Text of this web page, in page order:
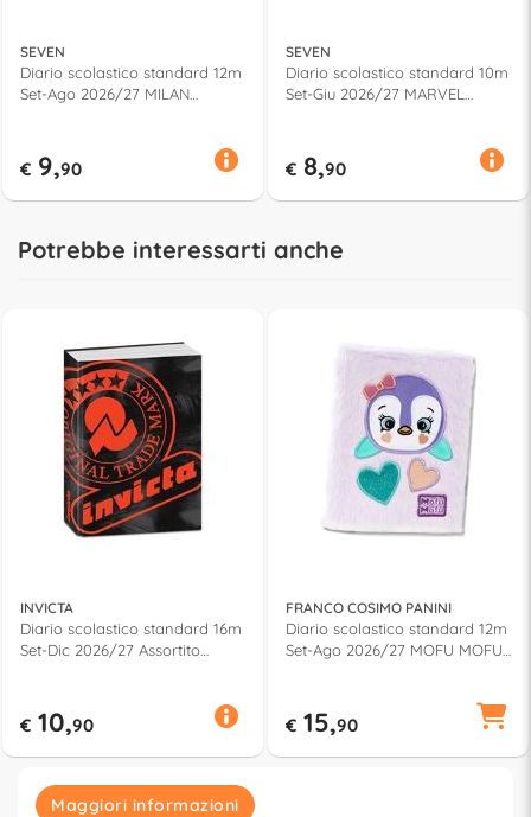
SEVEN
Diario scolastico standard 12m
Set-Ago 2026/27 MILAN
€ 9,90
SEVEN
Diario scolastico standard 10m
Set-Giu 2026/27 MARVEL
€ 8,90
Potrebbe interessarti anche
INVICTA
Diario scolastico standard 16m
Set-Dic 2026/27 Assortito
€ 10,90
FRANCO COSIMO PANINI
Diario scolastico standard 12m
Set-Ago 2026/27 MOFU MOFU
€ 15,90
Maggiori informazioni